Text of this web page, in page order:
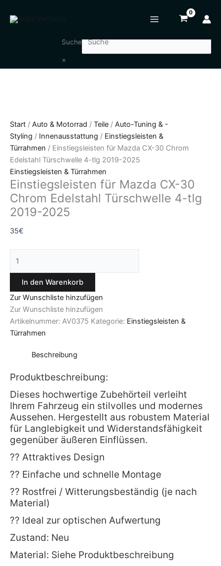
Inhalt
Suche
×
Start / Auto & Motorrad / Teile / Auto-Tuning & -
Styling / Innenausstattung / Einstiegsleisten &
Türrahmen / Einstiegsleisten für Mazda CX-30 Chrom
Edelstahl Türschwelle 4-tlg 2019-2025
Einstiegsleisten & Türrahmen
Einstiegsleisten für Mazda CX-30
Chrom Edelstahl Türschwelle 4-tlg
2019-2025
35€
für
2019-
2025
Menge
In den Warenkorb
Zur Wunschliste hinzufügen
Zur Wunschliste hinzufügen
Artikelnummer: AV0375 Kategorie: Einstiegsleisten &
Türrahmen
Beschreibung
Produktbeschreibung:
Dieses hochwertige Zubehörteil verleiht
Ihrem Fahrzeug ein stilvolles und modernes
Aussehen. Hergestellt aus robustem Material
für Langlebigkeit und Widerstandsfähigkeit
gegenüber äußeren Einflüssen.
?? Attraktives Design
?? Einfache und schnelle Montage
?? Rostfrei / Witterungsbeständig (je nach
Material)
?? Ideal zur optischen Aufwertung
Zustand: Neu
Material: Siehe Produktbeschreibung